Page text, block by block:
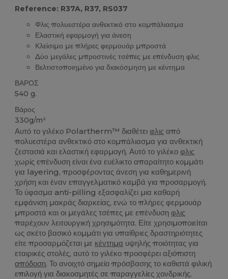
Reference: R37A, R37, RS037
Φλις πολυεστέρα ανθεκτικό στο κομπάλιασμα
Ελαστική εφαρμογή για άνεση
Κλείσιμο με πλήρες φερμουάρ μπροστά
Δύο μεγάλες μπροστινές τσέπες με επένδυση φλις
Βελτιστοποιημένο για διακόσμηση με κέντημα
ΒΑΡΟΣ
540 g.
Βάρος
330g/m²
Αυτό το γιλέκο Polartherm™ διαθέτειφλις από
πολυεστέρα ανθεκτικό στο κομπάλιασμα για ανθεκτική
ζεστασιά και ελαστική εφαρμογή. Αυτό το γιλέκοφλις
χωρίς επένδυση είναι ένα ευέλικτο απαραίτητο κομμάτι
για layering, προσφέροντας άνεση για καθημερινή
χρήση και έναν επαγγελματικό καμβά για προσαρμογή.
Το ύφασμα anti-pilling εξασφαλίζει μια καθαρή
εμφάνιση μακράς διαρκείας, ενώ το πλήρες φερμουάρ
μπροστά και οι μεγάλες τσέπες με επένδυσηφλις
παρέχουν λειτουργική χρησιμότητα. Είτε χρησιμοποιείται
ως σκέτο βασικό κομμάτι για υπαίθριες δραστηριότητες
είτε προσαρμόζεται με κέντημα υψηλής ποιότητας για
εταιρικές στολές, αυτό το γιλέκο προσφέρει αξιόπιστη
απόδοση. Το ανοιχτό σημείο πρόσβασης το καθιστά φιλική
επιλογή για διακοσμητές σε παραγγελίες χονδρικής.